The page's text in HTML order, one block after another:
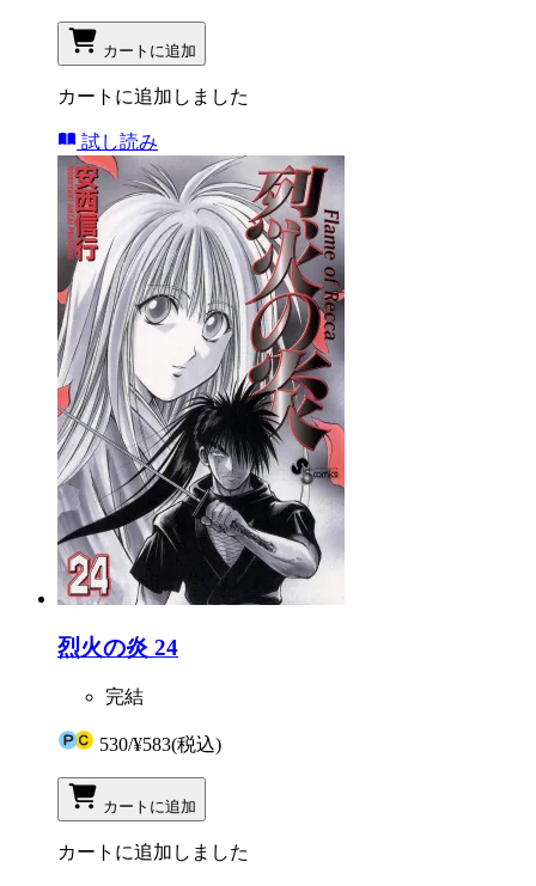
カートに追加
カートに追加しました
試し読み
烈火の炎 24
完結
530/¥583(税込)
カートに追加
カートに追加しました